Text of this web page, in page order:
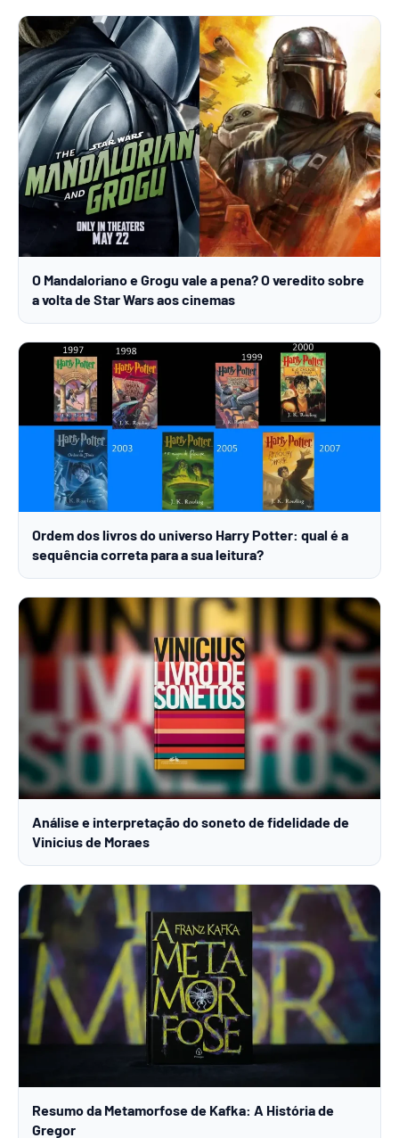
O Mandaloriano e Grogu vale a pena? O veredito sobre
a volta de Star Wars aos cinemas
Ordem dos livros do universo Harry Potter: qual é a
sequência correta para a sua leitura?
Análise e interpretação do soneto de fidelidade de
Vinicius de Moraes
Resumo da Metamorfose de Kafka: A História de
Gregor